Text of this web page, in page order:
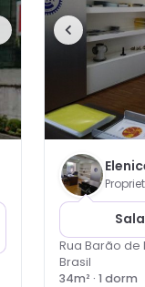
Rua Barão de
Brasil
34m² · 1 dorm